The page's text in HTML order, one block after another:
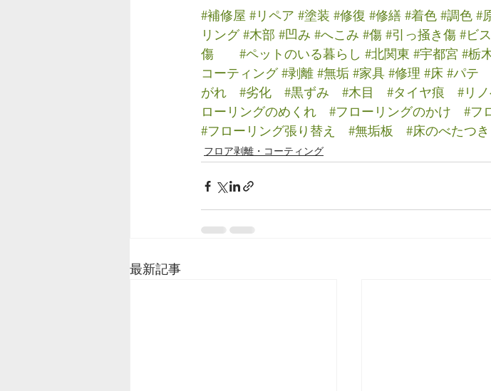
#補修屋 #リペア #塗装 #修復 #修繕 #着色 #調色 #
リング #木部 #凹み #へこみ #傷 #引っ掻き傷 #ビ
傷
#ペットのいる暮らし #北関東 #宇都宮 #栃
コーティング #剥離 #無垢 #家具 #修理 #床 #パテ
がれ
#劣化 #黒ずみ #木目 #タイヤ痕 #リ
ローリングのめくれ
#フローリングのかけ #フ
#フローリング張り替え
#無垢板 #床のべたつき
フロア剥離・コーティング
最新記事